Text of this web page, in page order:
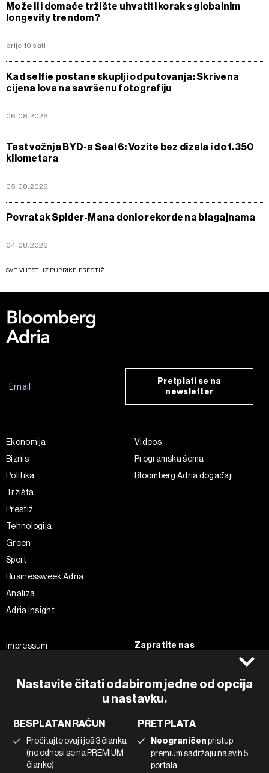
Može li i domaće tržište uhvatiti korak s globalnim
longevity trendom?
prije 10 sati
Kad selfie postane skuplji od putovanja: Skrivena
cijena lova na savršenu fotografiju
06.08.2026
Test vožnja BYD-a Seal 6: Vozite bez dizela i do 1.350
kilometara
05.08.2026
Povratak Spider-Mana donio rekorde na blagajnama
04.08.2026
SVE VIJESTI IZ RUBRIKE PRESTIŽ
Nastavite čitati odabirom jedne od opcija
u nastavku.
BESPLATAN RAČUN
Pročitajte ovaj i još 3 članka
(ne odnosi se na PREMIUM
članke)
PRETPLATA
Neograničenpristup
premium sadržaju na svih 5
portala
Pretplati se na
newsletter
Ekonomija
Biznis
Politika
Tržišta
Prestiž
Tehnologija
Green
Sport
Businessweek Adria
Analiza
Adria Insight
Videos
Programska šema
Bloomberg Adria događaji
Impressum
Pravila privatnosti
Korištenje umjetne inteligencije
Zapratite nas
Instagram
Twitter
Tiktok